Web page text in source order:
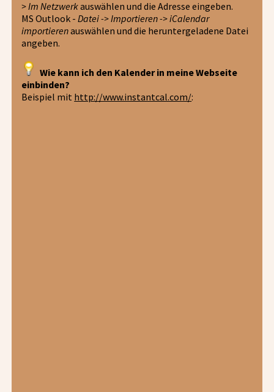
> Im Netzwerkauswählen und die Adresse eingeben.
MS Outlook -Datei -> Importieren -> iCalendar
importierenauswählen und die heruntergeladene Datei
angeben.
Wie kann ich den Kalender in meine Webseite
einbinden?
Beispiel mit http://www.instantcal.com/: